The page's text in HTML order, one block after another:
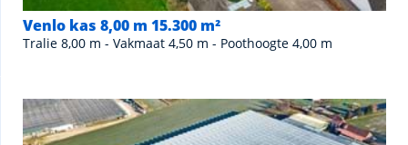
Venlo kas 8,00 m 15.300 m²
Tralie 8,00 m - Vakmaat 4,50 m - Poothoogte 4,00 m